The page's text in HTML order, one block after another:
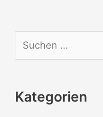
u
h
Kategorien